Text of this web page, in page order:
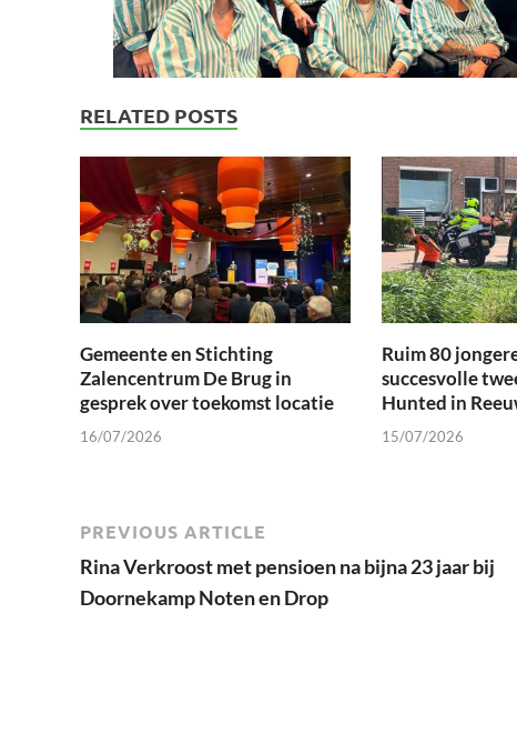
RELATED POSTS
Gemeente en Stichting
Zalencentrum De Brug in
gesprek over toekomst locatie
16/07/2026
Ruim 80
succesvolle
Hunted in
15/07/2026
PREVIOUS ARTICLE
Rina Verkroost met pensioen na bijna 23 jaar bij
Doornekamp Noten en Drop